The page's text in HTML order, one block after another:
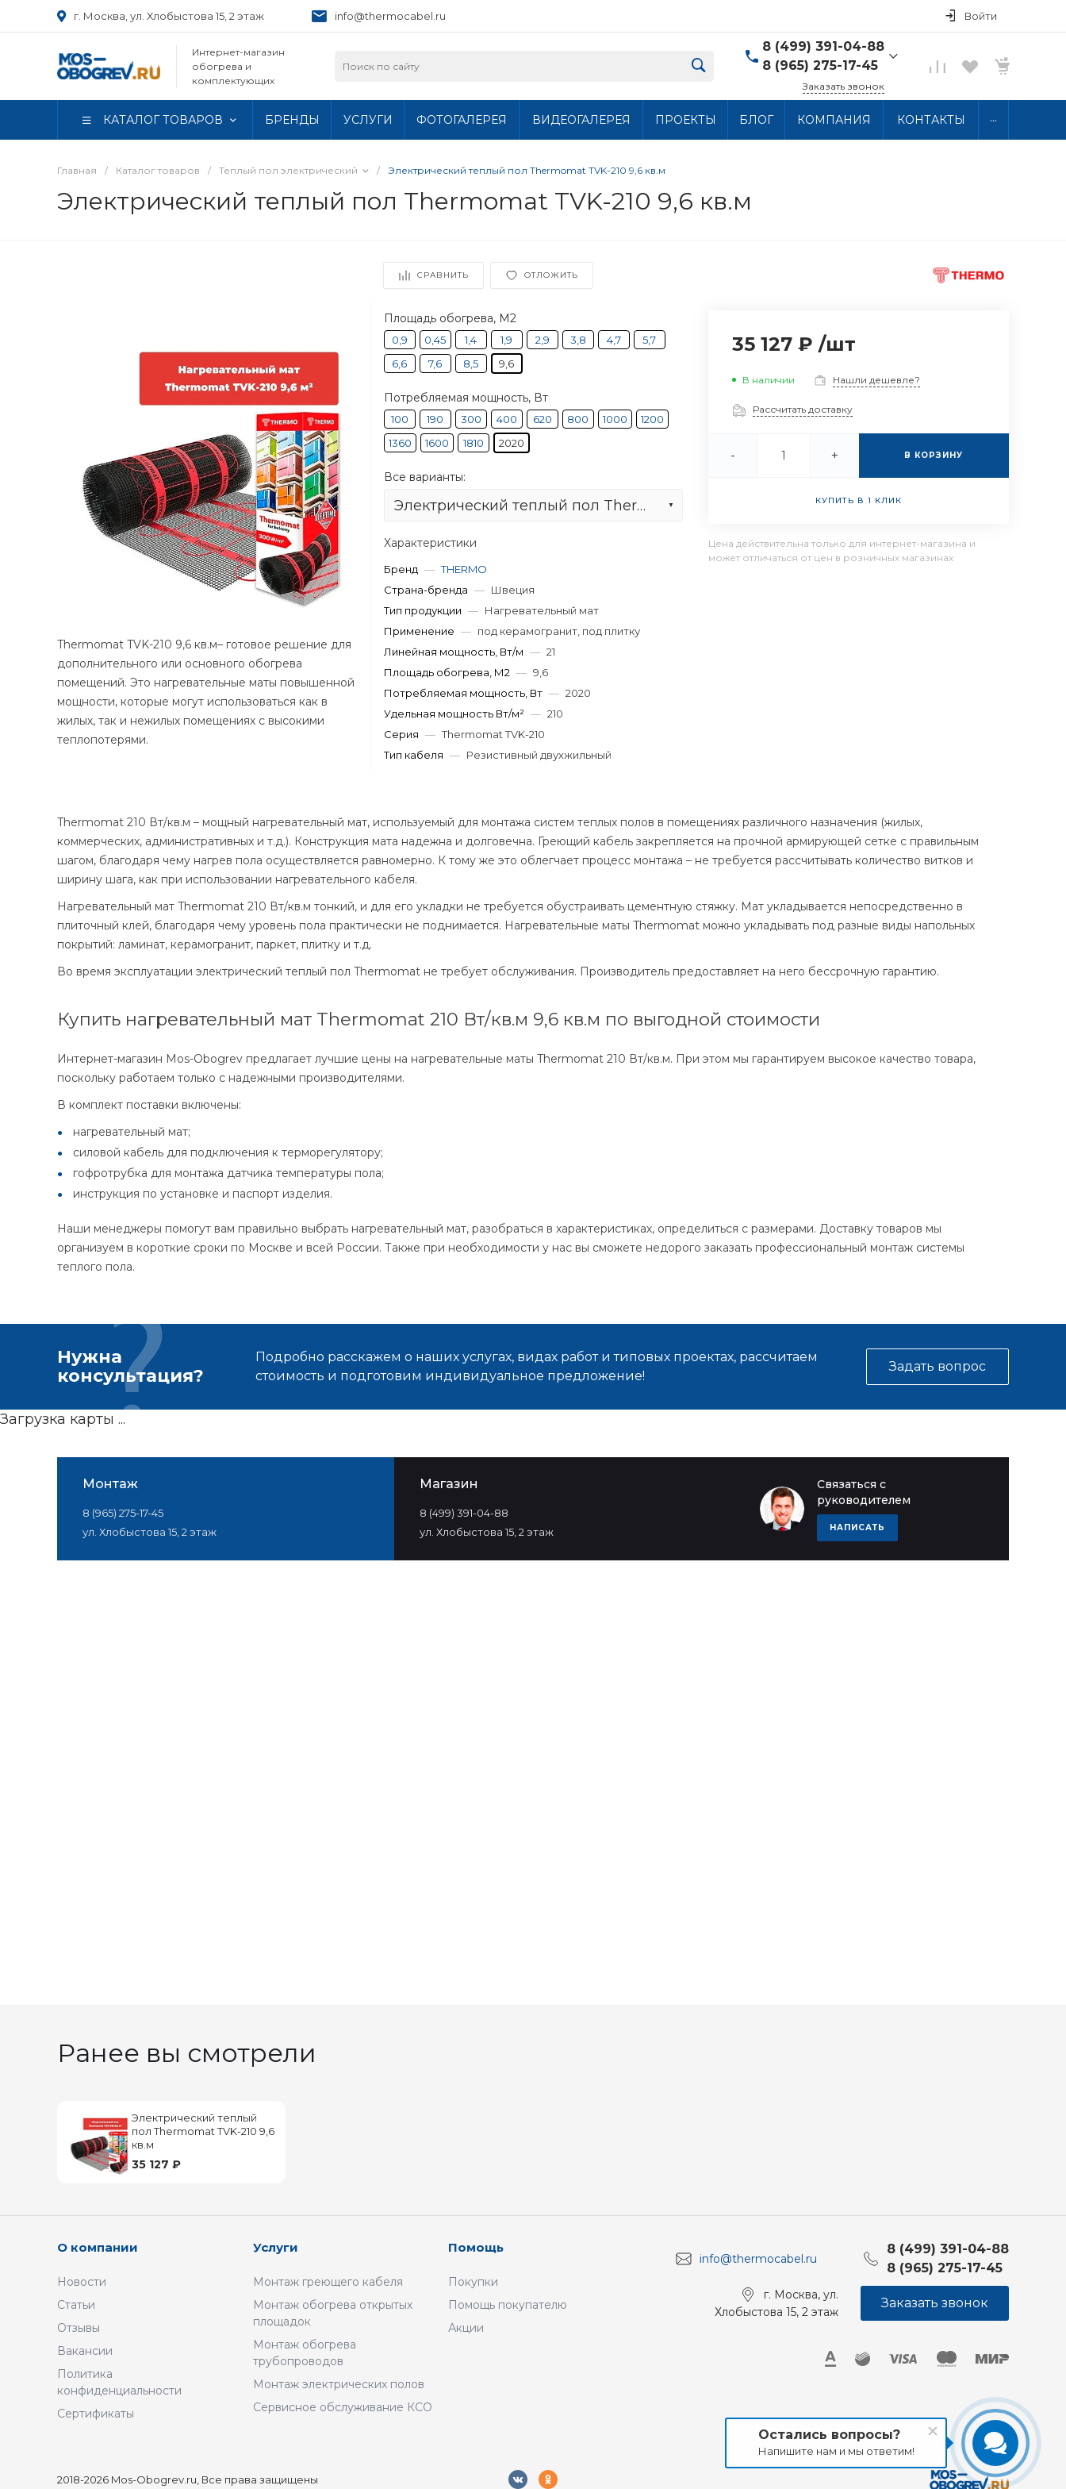
г. Москва, ул. Хлобыстова 15, 2 этаж info@thermocabel.ru Войти
Интернет-магазин
обогрева и
комплектующих
8 (499) 391-04-88
8 (965) 275-17-45
8 (499) 391-04-88
Хлобыстова 15, 2 этаж
Заказать звонок
КАТАЛОГ ТОВАРОВ БРЕНДЫ УСЛУГИ ФОТОГАЛЕРЕЯ ВИДЕОГАЛЕРЕЯ ПРОЕКТЫ БЛОГ КОМПАНИЯ КОНТАКТЫ ...
Главная / Каталог товаров / Теплый пол электрический / Электрический теплый пол Thermomat TVK-210 9,6 кв.м
Электрический теплый пол Thermomat TVK-210 9,6 кв.м
СРАВНИТЬ ОТЛОЖИТЬ
Thermomat TVK-210 9,6 кв.м– готовое решение для
дополнительного или основного обогрева
помещений. Это нагревательные маты повышенной
мощности, которые могут использоваться как в
жилых, так и нежилых помещениях с высокими
теплопотерями.
Площадь обогрева, М2
0,9 0,45 1,4 1,9 2,9 3,8 4,7
5,7
6,6
7,6 8,5 9,6
Потребляемая мощность, Вт
100 190 300 400 620 800 1000
1200
1360
1600 1810 2020
Все варианты:
Электрический теплый пол Thermomat TVK-210 9,6 кв.м
Характеристики
Бренд — THERMO
Страна-бренда — Швеция
Тип продукции — Нагревательный мат
Применение — под керамогранит, под плитку
Линейная мощность, Вт/м — 21
Площадь обогрева, М2 — 9,6
Потребляемая мощность, Вт — 2020
Удельная мощность Вт/м² — 210
Серия — Thermomat TVK-210
Тип кабеля — Резистивный двухжильный
35 127 ₽/шт
В наличии Нашли дешевле?
Рассчитать доставку
- + В КОРЗИНУ
КУПИТЬ В 1 КЛИК
Цена действительна только для интернет-магазина и
может отличаться от цен в розничных магазинах
Thermomat 210 Вт/кв.м – мощный нагревательный мат, используемый для монтажа систем теплых полов в помещениях различного назначения (жилых,
коммерческих, административных и т.д.). Конструкция мата надежна и долговечна. Греющий кабель закрепляется на прочной армирующей сетке с правильным
шагом, благодаря чему нагрев пола осуществляется равномерно. К тому же это облегчает процесс монтажа – не требуется рассчитывать количество витков и
ширину шага, как при использовании нагревательного кабеля.
Нагревательный мат Thermomat 210 Вт/кв.м тонкий, и для его укладки не требуется обустраивать цементную стяжку. Мат укладывается непосредственно в
плиточный клей, благодаря чему уровень пола практически не поднимается. Нагревательные маты Thermomat можно укладывать под разные виды напольных
покрытий: ламинат, керамогранит, паркет, плитку и т.д.
Во время эксплуатации электрический теплый пол Thermomat не требует обслуживания. Производитель предоставляет на него бессрочную гарантию.
Купить нагревательный мат Thermomat 210 Вт/кв.м 9,6 кв.м по выгодной стоимости
Интернет-магазин Mos-Obogrev предлагает лучшие цены на нагревательные маты Thermomat 210 Вт/кв.м. При этом мы гарантируем высокое качество товара,
поскольку работаем только с надежными производителями.
В комплект поставки включены:
нагревательный мат;
силовой кабель для подключения к терморегулятору;
гофротрубка для монтажа датчика температуры пола;
инструкция по установке и паспорт изделия.
Наши менеджеры помогут вам правильно выбрать нагревательный мат, разобраться в характеристиках, определиться с размерами. Доставку товаров мы
организуем в короткие сроки по Москве и всей России. Также при необходимости у нас вы сможете недорого заказать профессиональный монтаж системы
теплого пола.
Нужна
консультация?
Подробно расскажем о наших услугах, видах работ и типовых проектах, рассчитаем
стоимость и подготовим индивидуальное предложение!
Задать вопрос
Связаться с
руководителем
НАПИСАТЬ
Монтаж
8 (965) 275-17-45
ул. Хлобыстова 15, 2 этаж
Магазин
8 (499) 391-04-88
ул. Хлобыстова 15, 2 этаж
Загрузка карты ...
Ранее вы смотрели
Электрический теплый
пол Thermomat TVK-210 9,6
кв.м
35 127 ₽
О компании
Новости
Статьи
Отзывы
Вакансии
Политика
конфиденциальности
Сертификаты
Услуги
Монтаж греющего кабеля
Монтаж обогрева открытых
площадок
Монтаж обогрева
трубопроводов
Монтаж электрических полов
Сервисное обслуживание КСО
Помощь
Покупки
Помощь покупателю
Акции
info@thermocabel.ru
8 (499) 391-04-88
8 (965) 275-17-45
г. Москва, ул.
Хлобыстова 15, 2 этаж
Заказать звонок
2018-2026 Mos-Obogrev.ru, Все права защищены
Остались вопросы?
Напишите нам и мы ответим!